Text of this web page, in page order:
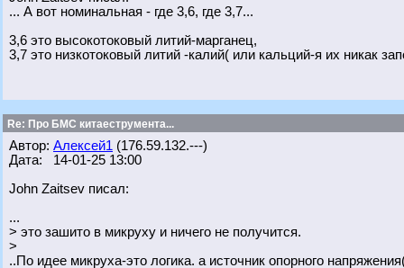
... А вот номинальная - где 3,6, где 3,7...
3,6 это высокотоковый литий-марганец,
3,7 это низкотоковый литий -калий( или кальций-я их никак
Re: Про БМС китаеструмента...
Автор: Алексей1 (176.59.132.---)
Дата: 14-01-25 13:00
John Zaitsev писал:
...
> это зашито в микруху и ничего не получится.
>
..По идее микруха-это логика. а источник опорного